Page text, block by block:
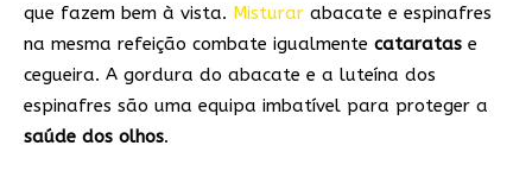
que fazem bem à vista. Misturar abacate e espinafres
na mesma refeição combate igualmente cataratas e
cegueira. A gordura do abacate e a luteína dos
espinafres são uma equipa imbatível para proteger a
saúde dos olhos.